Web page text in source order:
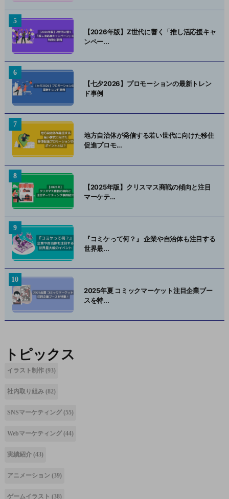
【2026年版】Z世代に響く「推し活応援キャ
ンペー...
【七夕2026】プロモーションの最新トレン
ド事例
地方自治体が発信する若い世代に向けた移住
促進プロモ...
【2025年版】クリスマス商戦の傾向と注目
マーケテ...
『コミケって何？』 企業や自治体も注目する
世界最...
2025年夏 コミックマーケット注目企業ブー
スを特...
トピックス
イラスト制作 (93)
社内取り組み (82)
SNSマーケティング(55)
Webマーケティング(44)
実績紹介 (43)
アニメーション (39)
ゲームイラスト (38)